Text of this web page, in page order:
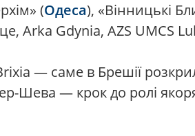
(Одеса), «Вінницькі
Arka Gdynia, AZS UMCS
— саме в Брешії
Шева — крок до ролі